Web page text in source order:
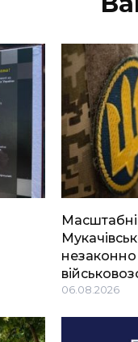
06.08.2026